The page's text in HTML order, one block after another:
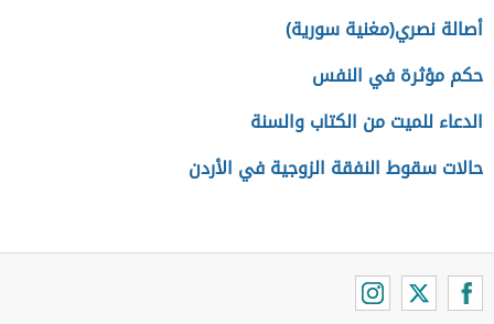
أصالة نصري(مغنية سورية)
حكم مؤثرة في النفس
الدعاء للميت من الكتاب والسنة
حالات سقوط النفقة الزوجية في الأردن